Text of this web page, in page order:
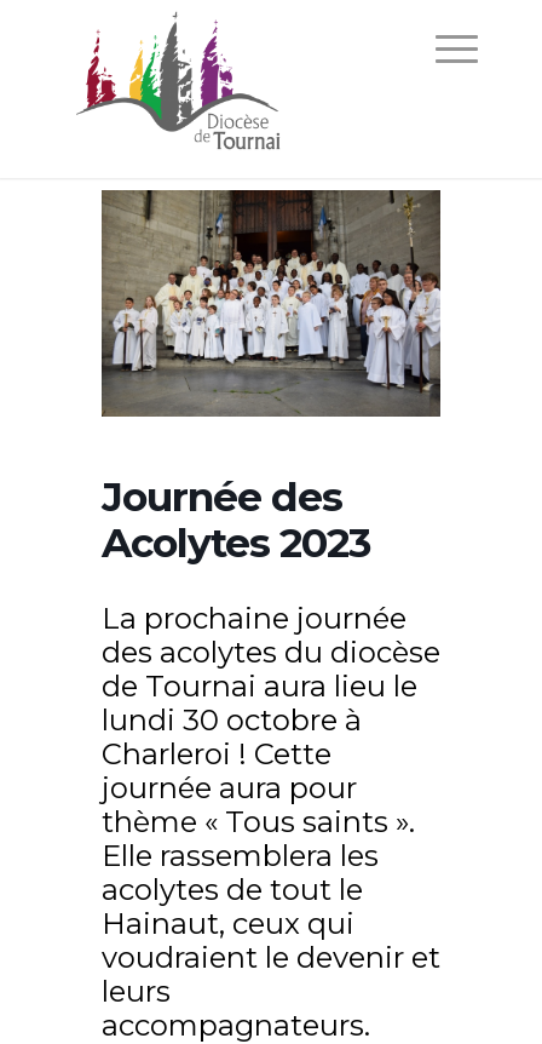
Journée des
Acolytes 2023
La prochaine journée
des acolytes du diocèse
de Tournai aura lieu le
lundi 30 octobre à
Charleroi ! Cette
journée aura pour
thème « Tous saints ».
Elle rassemblera les
acolytes de tout le
Hainaut, ceux qui
voudraient le devenir et
leurs
accompagnateurs.